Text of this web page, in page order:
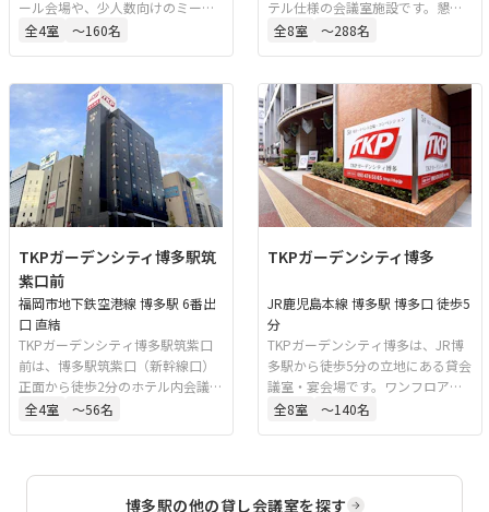
ール会場や、少人数向けのミーテ
ィングルームを備えた貸会議室施
いった併用にも対応可能です。
全4室 〜160名
テル仕様の会議室施設です。懇親
会、会議、研修、セミナーに対応
なレイアウトや用途に対応可能な
会場構成となっています。
全8室 〜288名
TKPガーデンシティ博多駅筑
紫口前
福岡市地下鉄空港線 博多駅 6番出
口 直結
TKPガーデンシティ博多駅筑紫口
前は、博多駅筑紫口（新幹線口）
正面から徒歩2分のホテル内会議室
です。地下鉄東6番出入口に直結し
全4室 〜56名
TKPガーデンシティ博多
JR鹿児島本線 博多駅 博多口 徒歩5
分
TKPガーデンシティ博多は、JR博
多駅から徒歩5分の立地にある貸会
議室・宴会場です。ワンフロアに
全会場が集約されており、一部の
全8室 〜140名
博多駅の他の貸し会議室を探す